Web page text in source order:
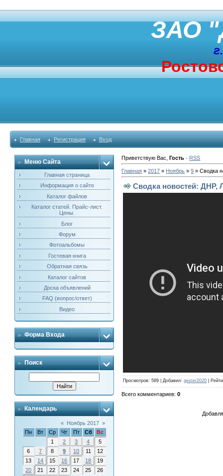
ЗАО
Главная Регистрация Вход
Меню Сайта
Главная страница
Информация о сайте
Каталог файлов
Каталог статей. Прайс-лист.
Цены.
Блог
Форум
Фотоальбомы
Гостевая книга
Обратная связь
Каталог сайтов
Доска объявлений
FAQ (вопрос/ответ)
Видео
Форма Входа
Поиск
Календарь
« Ноябрь 2017 »
Пн
Вт Ср Чт Пт Сб
Вс
1
2 3 4
5
6
7 8 9 10 11
12
13
14 15 16 17 18
19
20
21 22 23 24 25
26
Приветствую Вас ,Гость · RSS
Главная »2017 » Ноябрь » 9 » Сводка
Сводка новостей: ДНР,
Просмотров: 589 |Добавил:gester2020
Всего комментариев:0